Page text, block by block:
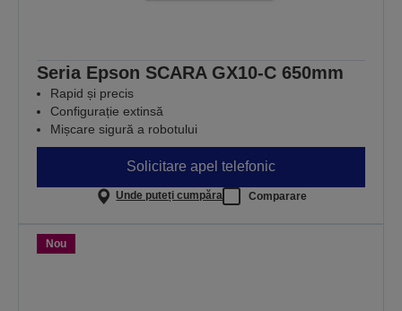
Seria Epson SCARA GX10-C 650mm
Rapid și precis
Configurație extinsă
Mișcare sigură a robotului
Solicitare apel telefonic
Unde puteți cumpăra Comparare
Nou